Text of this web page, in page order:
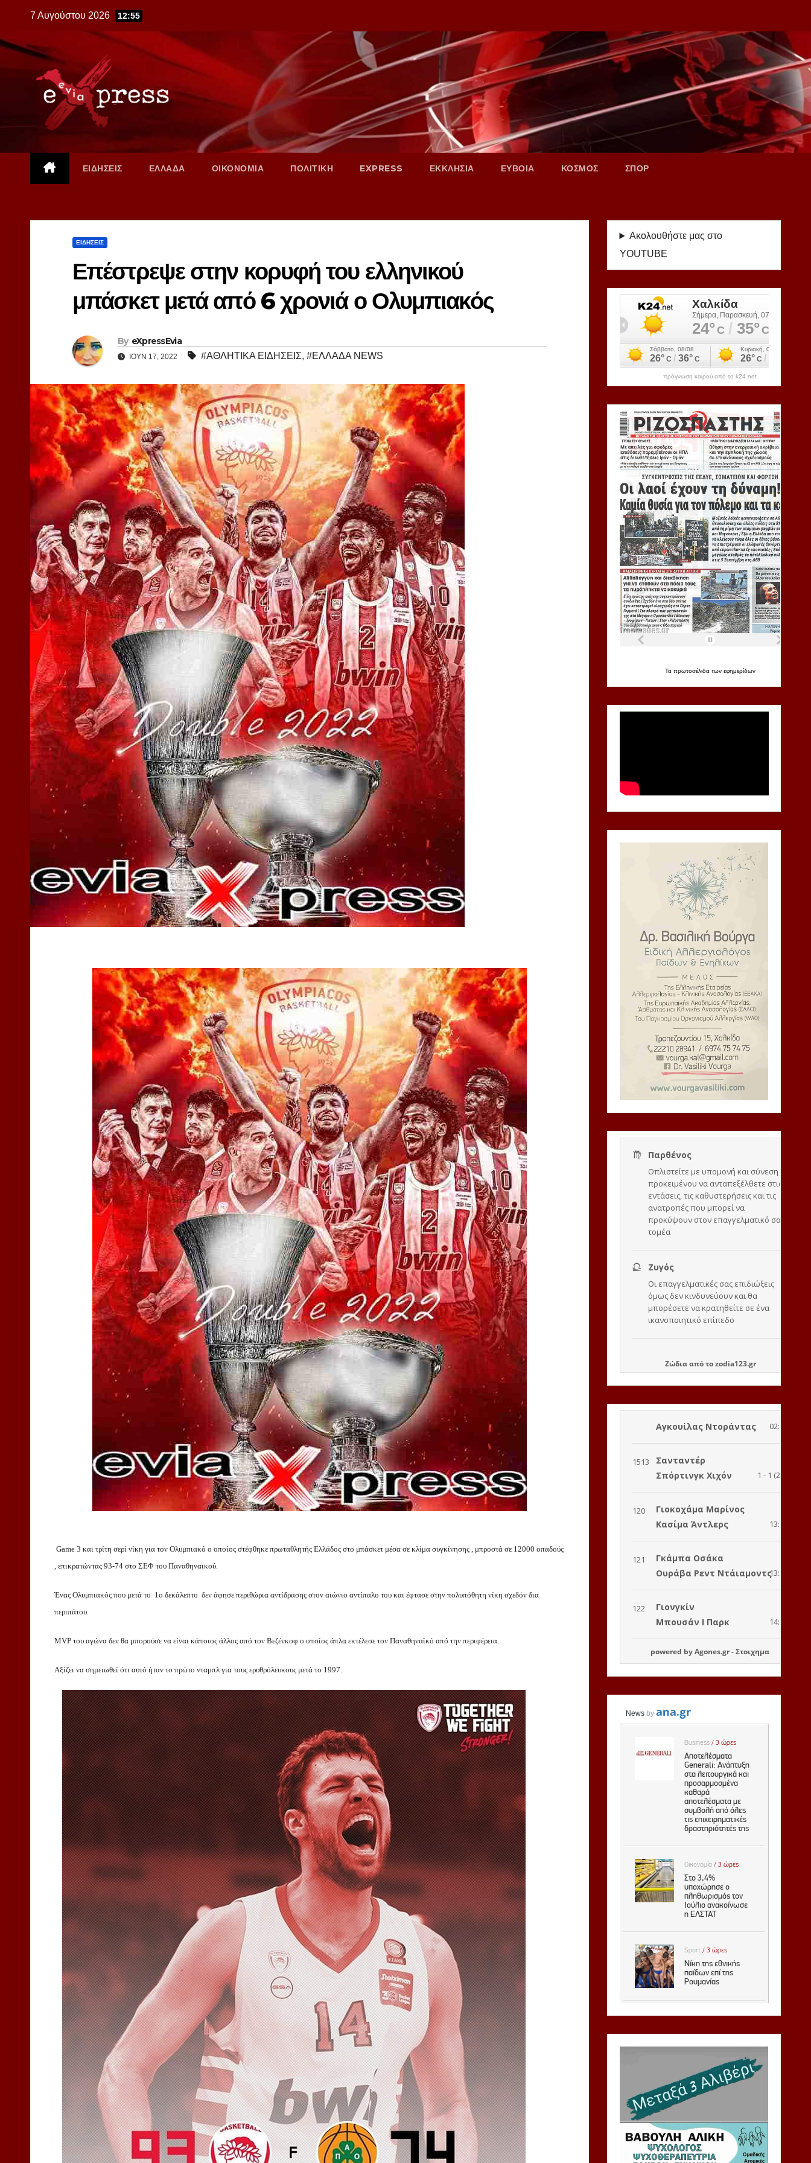
content
7 Αυγούστου 2026 12:55
ΕΙΔΗΣΕΙΣ ΕΛΛΑΔΑ ΟΙΚΟΝΟΜΙΑ ΠΟΛΙΤΙΚΗ EXPRESS ΕΚΚΛΗΣΙΑ ΕΥΒΟΙΑ ΚΟΣΜΟΣ ΣΠΟΡ
ΕΙΔΗΣΕΙΣ
Επέστρεψε στην κορυφή του ελληνικού
μπάσκετ μετά από 6 χρονιά ο Ολυμπιακός
By eXpressEvia
ΙΟΎΝ 17, 2022 #ΑΘΛΗΤΙΚΑ ΕΙΔΗΣΕΙΣ, #ΕΛΛΑΔΑ NEWS
Game 3 και τρίτη σερί νίκη για τον Ολυμπιακό ο οποίος στέφθηκε πρωταθλητής Ελλάδος στο μπάσκετ μέσα σε κλίμα συγκίνησης , μπροστά σε 12000 οπαδούς
, επικρατώντας 93-74 στο ΣΕΦ του Παναθηναϊκού.
Ένας Ολυμπιακός που μετά το 1ο δεκάλεπτο δεν άφησε περιθώρια αντίδρασης στον αιώνιο αντίπαλο του και έφτασε στην πολυπόθητη νίκη σχεδόν δια
περιπάτου.
MVP του αγώνα δεν θα μπορούσε να είναι κάποιος άλλος από τον Βεζένκοφ ο οποίος άπλα εκτέλεσε τον Παναθηναϊκό από την περιφέρεια.
Αξίζει να σημειωθεί ότι αυτό ήταν το πρώτο νταμπλ για τους ερυθρόλευκους μετά το 1997.
Ακολουθήστε μας στο
YOUTUBE
πρόγνωση καιρού από το k24.net
Τα πρωτοσέλιδα των εφημερίδων
Ζώδιααπό τοzodia123.gr
powered byAgones.gr-Στοιχημα